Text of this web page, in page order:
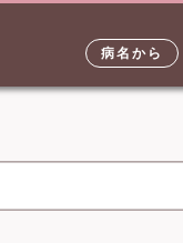
病名から